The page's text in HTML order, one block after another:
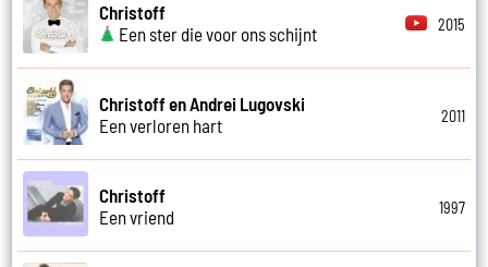
Christoff
Een ster die voor ons schijnt
2015
Christoff en Andrei Lugovski
Een verloren hart
2011
Christoff
Een vriend
1997